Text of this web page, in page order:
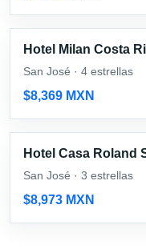
Hotel Milan Costa
San José · 4 estrellas
$8,369 MXN
Hotel Casa Roland
San José · 3 estrellas
$8,973 MXN